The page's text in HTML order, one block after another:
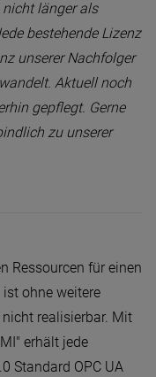
länger als
bestehende Lizenz
unserer Nachfolger
Aktuell noch
gepflegt. Gerne
zu unserer
Ressourcen für einen
ist ohne weitere
realisierbar. Mit
erhält jede
Standard OPC UA